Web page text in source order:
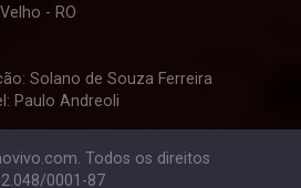
- RO
Solano de Souza Ferreira
Paulo Andreoli
Todos os direitos
0001-87